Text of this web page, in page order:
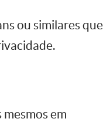
ou similares que
em